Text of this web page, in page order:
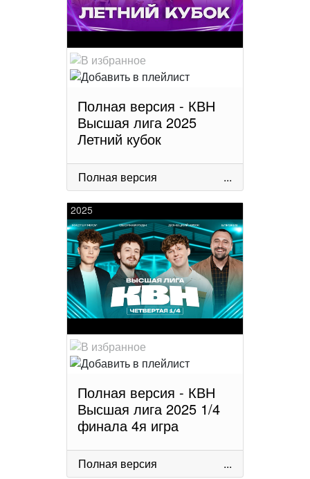
Полная версия - КВН
Высшая лига 2025
Летний кубок
Полная версия ...
2025
Полная версия - КВН
Высшая лига 2025 1/4
финала 4я игра
Полная версия ...